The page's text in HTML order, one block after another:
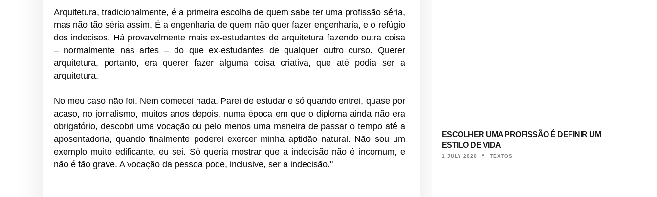
Arquitetura, tradicionalmente, é a primeira escolha de quem sabe ter uma profissão séria,
mas não tão séria assim. É a engenharia de quem não quer fazer engenharia, e o refúgio
dos indecisos. Há provavelmente mais ex-estudantes de arquitetura fazendo outra coisa
– normalmente nas artes – do que ex-estudantes de qualquer outro curso. Querer
arquitetura, portanto, era querer fazer alguma coisa criativa, que até podia ser a
arquitetura.
No meu caso não foi. Nem comecei nada. Parei de estudar e só quando entrei, quase por
acaso, no jornalismo, muitos anos depois, numa época em que o diploma ainda não era
obrigatório, descobri uma vocação ou pelo menos uma maneira de passar o tempo até a
aposentadoria, quando finalmente poderei exercer minha aptidão natural. Não sou um
exemplo muito edificante, eu sei. Só queria mostrar que a indecisão não é incomum, e
não é tão grave. A vocação da pessoa pode, inclusive, ser a indecisão."
ESCOLHER UMA PROFISSÃO É DEFINIR UM
ESTILO DE VIDA
1 JULY 2020 TEXTOS